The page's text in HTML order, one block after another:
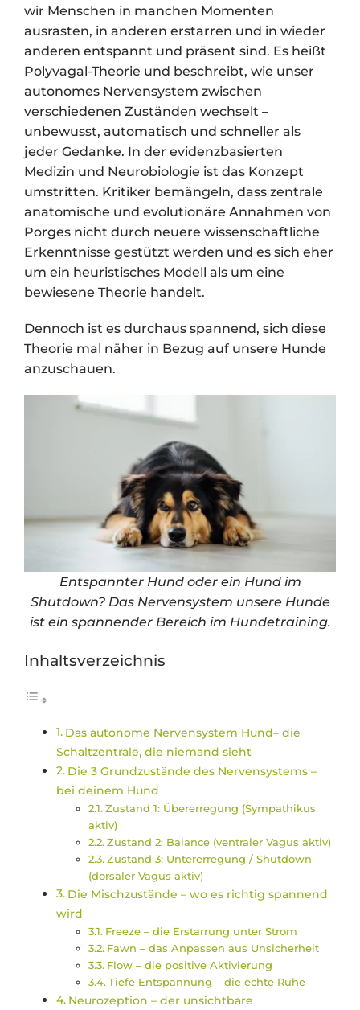
wir Menschen in manchen Momenten
ausrasten, in anderen erstarren und in wieder
anderen entspannt und präsent sind. Es heißt
Polyvagal-Theorie und beschreibt, wie unser
autonomes Nervensystem zwischen
verschiedenen Zuständen wechselt –
unbewusst, automatisch und schneller als
jeder Gedanke. In der evidenzbasierten
Medizin und Neurobiologie ist das Konzept
umstritten. Kritiker bemängeln, dass zentrale
anatomische und evolutionäre Annahmen von
Porges nicht durch neuere wissenschaftliche
Erkenntnisse gestützt werden und es sich eher
um ein heuristisches Modell als um eine
bewiesene Theorie handelt.
Dennoch ist es durchaus spannend, sich diese
Theorie mal näher in Bezug auf unsere Hunde
anzuschauen.
Entspannter Hund oder ein Hund im
Shutdown? Das Nervensystem unsere Hunde
ist ein spannender Bereich im Hundetraining.
Inhaltsverzeichnis
Das autonome Nervensystem Hund– die
Schaltzentrale, die niemand sieht
Die 3 Grundzustände des Nervensystems –
bei deinem Hund
Zustand 1: Übererregung (Sympathikus
aktiv)
Zustand 2: Balance (ventraler Vagus aktiv)
Zustand 3: Untererregung / Shutdown
(dorsaler Vagus aktiv)
Die Mischzustände – wo es richtig spannend
wird
Freeze – die Erstarrung unter Strom
Fawn – das Anpassen aus Unsicherheit
Flow – die positive Aktivierung
Tiefe Entspannung – die echte Ruhe
Neurozeption – der unsichtbare